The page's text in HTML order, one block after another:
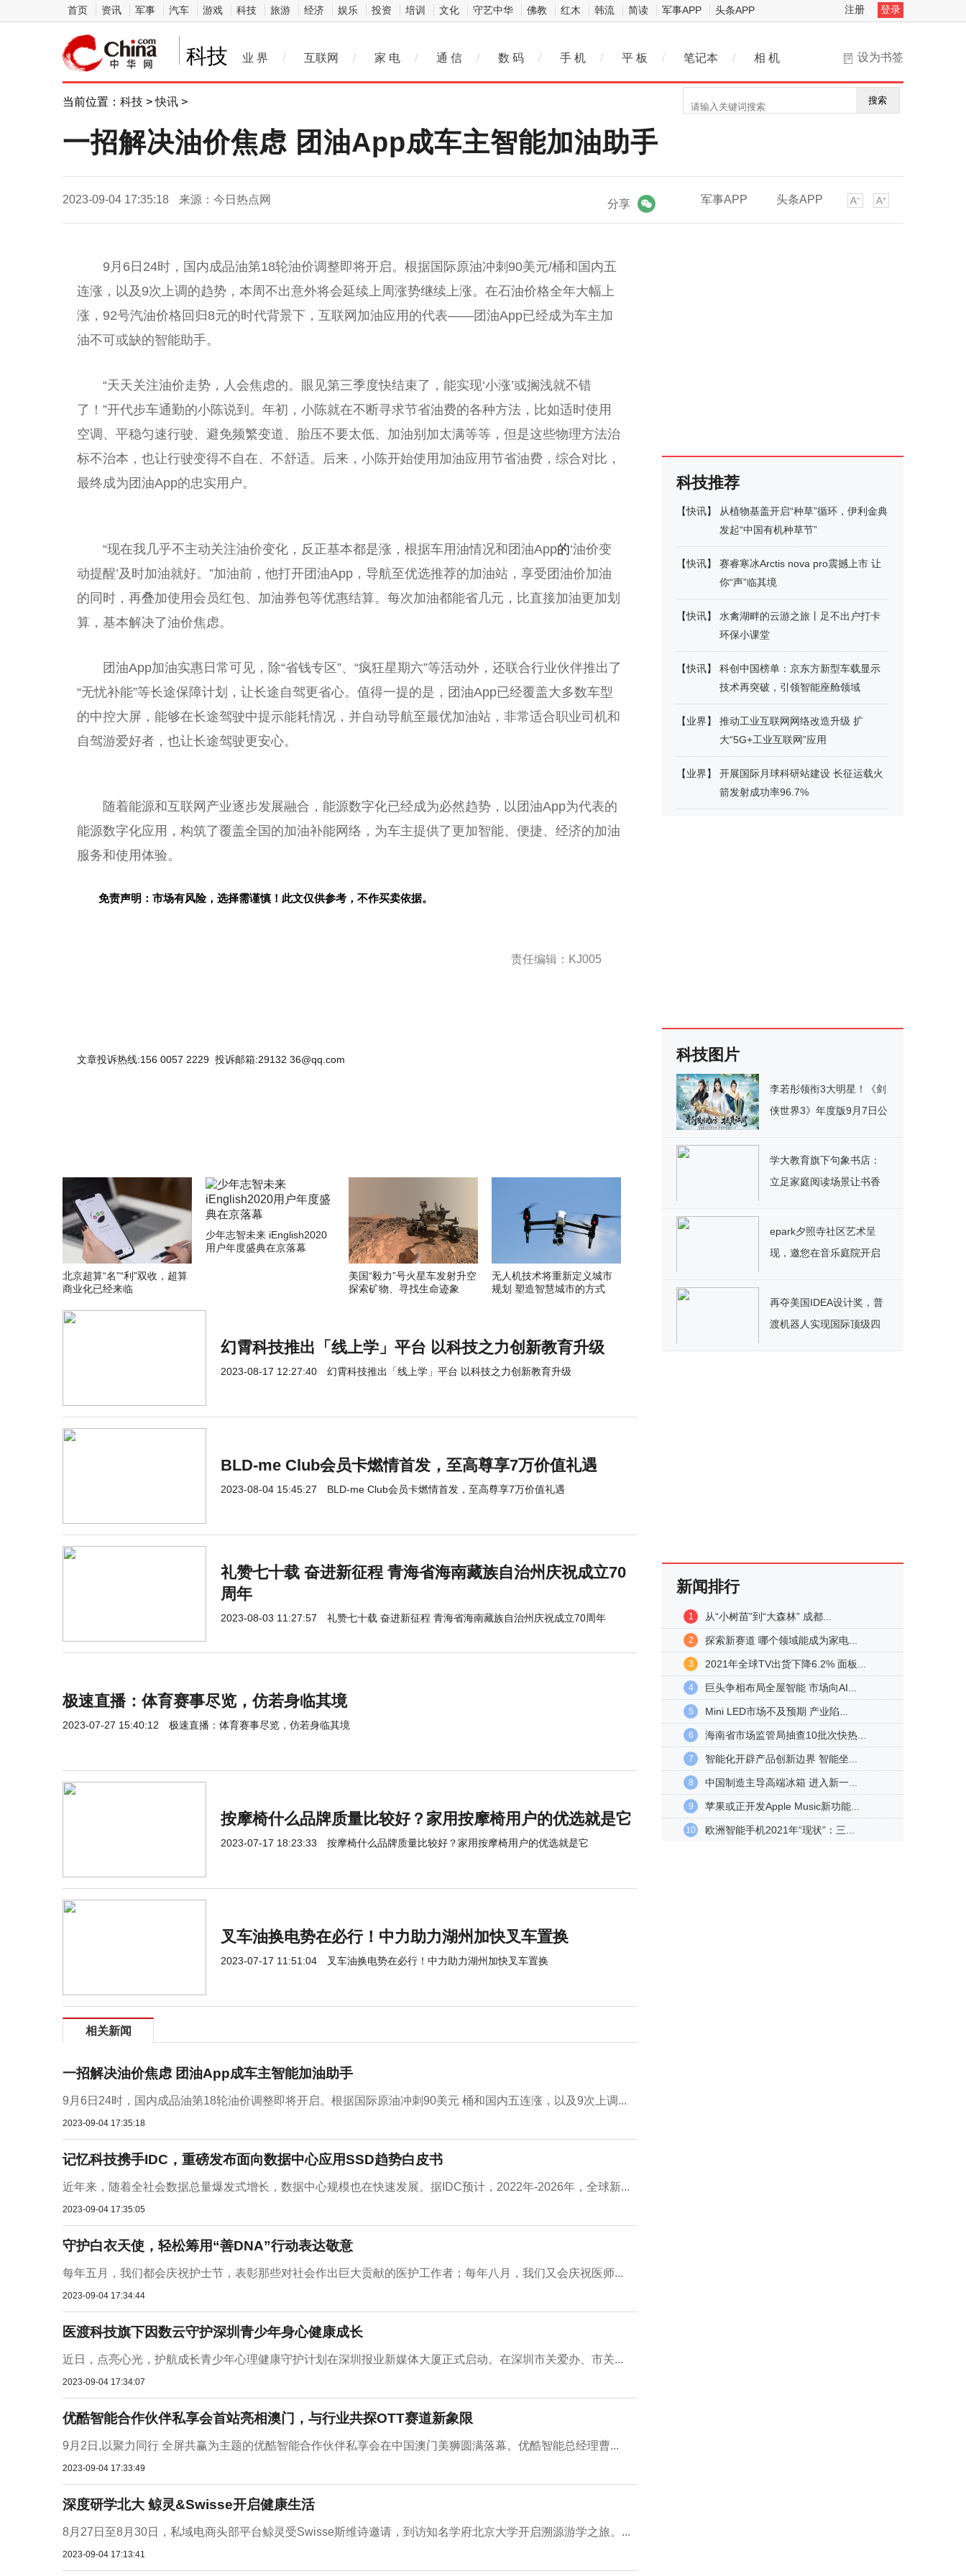
首页 资讯 军事 汽车 游戏 科技 旅游 经济 娱乐 投资 培训 文化 守艺中华 佛教 红木 韩流 简读 军事APP 头条APP 注册 登录
科技 设为书签
业 界 / 互联网 / 家 电 / 通 信 / 数 码 / 手 机 / 平 板 / 笔记本 / 相 机
当前位置： 科技 >快讯 > 搜索
一招解决油价焦虑 团油App成车主智能加油助手
2023-09-04 17:35:18 来源：今日热点网 军事APP 头条APP
分享
9月6日24时，国内成品油第18轮油价调整即将开启。根据国际原油冲刺90美元/桶和国内五
连涨，以及9次上调的趋势，本周不出意外将会延续上周涨势继续上涨。在石油价格全年大幅上
涨，92号汽油价格回归8元的时代背景下，互联网加油应用的代表——团油App已经成为车主加
油不可或缺的智能助手。
“天天关注油价走势，人会焦虑的。眼见第三季度快结束了，能实现‘小涨’或搁浅就不错
了！”开代步车通勤的小陈说到。年初，小陈就在不断寻求节省油费的各种方法，比如适时使用
空调、 平稳匀速行驶、避免频繁变道、胎压不要太低、加油别加太满等等，但是这些物理方法治
标不治本，也让行驶变得不自在、不舒适。后来，小陈开始使用加油应用节省油费，综合对比，
最终成为团油App的忠实用户。
“现在我几乎不主动关注油价变化，反正基本都是涨，根据车用油情况和团油App的‘油价变
动提醒’及时加油就好。”加油前，他打开团油App，导航至优选推荐的加油站，享受团油价加油
的同时，再叠加使用会员红包、加油券包等优惠结算。每次加油都能省几元，比直接加油更加划
算，基本解决了油价焦虑。
团油App加油实惠日常可见，除“省钱专区”、“疯狂星期六”等活动外，还联合行业伙伴推出了
“无忧补能”等长途保障计划，让长途自驾更省心。值得一提的是，团油App已经覆盖大多数车型
的中控大屏，能够在长途驾驶中提示能耗情况，并自动导航至最优加油站，非常适合职业司机和
自驾游爱好者，也让长途驾驶更安心。
随着能源和互联网产业逐步发展融合，能源数字化已经成为必然趋势，以团油App为代表的
能源数字化应用，构筑了覆盖全国的加油补能网络，为车主提供了更加智能、便捷、经济的加油
服务和使用体验。
免责声明：市场有风险，选择需谨慎！此文仅供参考，不作买卖依据。
责任编辑：KJ005
文章投诉热线:156 0057 2229 投诉邮箱:29132 36@qq.com
北京超算“名”“利”双收，超算
商业化已经来临
少年志智未来 iEnglish2020
用户年度盛典在京落幕
美国“毅力”号火星车发射升空
探索矿物、寻找生命迹象
无人机技术将重新定义城市
规划 塑造智慧城市的方式
幻霄科技推出「线上学」平台 以科技之力创新教育升级
2023-08-17 12:27:40 幻霄科技推出「线上学」平台 以科技之力创新教育升级
BLD-me Club会员卡燃情首发，至高尊享7万价值礼遇
2023-08-04 15:45:27 BLD-me Club会员卡燃情首发，至高尊享7万价值礼遇
礼赞七十载 奋进新征程 青海省海南藏族自治州庆祝成立70
周年
2023-08-03 11:27:57 礼赞七十载 奋进新征程 青海省海南藏族自治州庆祝成立70周年
极速直播：体育赛事尽览，仿若身临其境
2023-07-27 15:40:12 极速直播：体育赛事尽览，仿若身临其境
按摩椅什么品牌质量比较好？家用按摩椅用户的优选就是它
2023-07-17 18:23:33 按摩椅什么品牌质量比较好？家用按摩椅用户的优选就是它
​叉车油换电势在必行！中力助力湖州加快叉车置换
2023-07-17 11:51:04 ​叉车油换电势在必行！中力助力湖州加快叉车置换
相关新闻
一招解决油价焦虑 团油App成车主智能加油助手
9月6日24时，国内成品油第18轮油价调整即将开启。根据国际原油冲刺90美元 桶和国内五连涨，以及9次上调...
2023-09-04 17:35:18
记忆科技携手IDC，重磅发布面向数据中心应用SSD趋势白皮书
近年来，随着全社会数据总量爆发式增长，数据中心规模也在快速发展。据IDC预计，2022年-2026年，全球新...
2023-09-04 17:35:05
守护白衣天使，轻松筹用“善DNA”行动表达敬意
每年五月，我们都会庆祝护士节，表彰那些对社会作出巨大贡献的医护工作者；每年八月，我们又会庆祝医师...
2023-09-04 17:34:44
医渡科技旗下因数云守护深圳青少年身心健康成长
近日，点亮心光，护航成长青少年心理健康守护计划在深圳报业新媒体大厦正式启动。在深圳市关爱办、市关...
2023-09-04 17:34:07
优酷智能合作伙伴私享会首站亮相澳门，与行业共探OTT赛道新象限
9月2日,以聚力同行 全屏共赢为主题的优酷智能合作伙伴私享会在中国澳门美狮圆满落幕。优酷智能总经理曹...
2023-09-04 17:33:49
深度研学北大 鲸灵&Swisse开启健康生活
8月27日至8月30日，私域电商头部平台鲸灵受Swisse斯维诗邀请，到访知名学府北京大学开启溯源游学之旅。...
2023-09-04 17:13:41
科技推荐
【快讯】
从植物基盖开启“种草”循环，伊利金典
发起“中国有机种草节”
【快讯】
赛睿寒冰Arctis nova pro震撼上市 让
你“声”临其境
【快讯】
水禽湖畔的云游之旅丨足不出户打卡
环保小课堂
【快讯】
科创中国榜单：京东方新型车载显示
技术再突破，引领智能座舱领域
【业界】
推动工业互联网网络改造升级 扩
大“5G+工业互联网”应用
【业界】
开展国际月球科研站建设 长征运载火
箭发射成功率96.7%
科技图片
李若彤领衔3大明星！《剑
侠世界3》年度版9月7日公
学大教育旗下句象书店：
立足家庭阅读场景让书香
epark夕照寺社区艺术呈
现，邀您在音乐庭院开启
再夺美国IDEA设计奖，普
渡机器人实现国际顶级四
新闻排行
1 从“小树苗”到“大森林” 成都...
2 探索新赛道 哪个领域能成为家电...
3 2021年全球TV出货下降6.2% 面板...
4 巨头争相布局全屋智能 市场向AI...
5 Mini LED市场不及预期 产业陷...
6 海南省市场监管局抽查10批次快热...
7 智能化开辟产品创新边界 智能坐...
8 中国制造主导高端冰箱 进入新一...
9 苹果或正开发Apple Music新功能...
10 欧洲智能手机2021年“现状”：三...